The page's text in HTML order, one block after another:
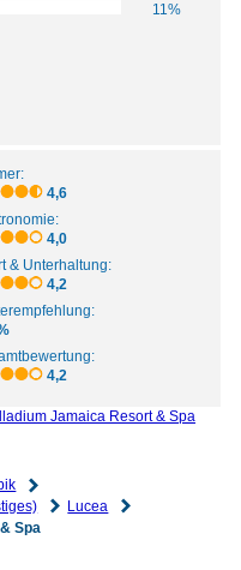
11%
4,6
4,0
& Unterhaltung:
4,2
4,2
Jamaica Resort & Spa
Lucea
Spa